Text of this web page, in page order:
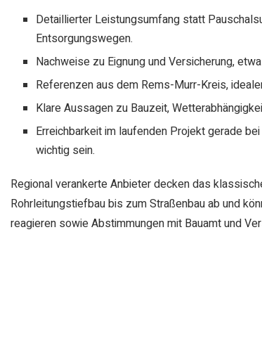
Detaillierter Leistungsumfang statt
Entsorgungswegen.
Nachweise zu Eignung und Versicherung,
Referenzen aus dem Rems-Murr-Kreis,
Klare Aussagen zu Bauzeit,
Erreichbarkeit im laufenden Projekt gerade
wichtig sein.
Regional verankerte Anbieter decken das
Rohrleitungstiefbau bis zum Straßenbau ab und
reagieren sowie Abstimmungen mit Bauamt und